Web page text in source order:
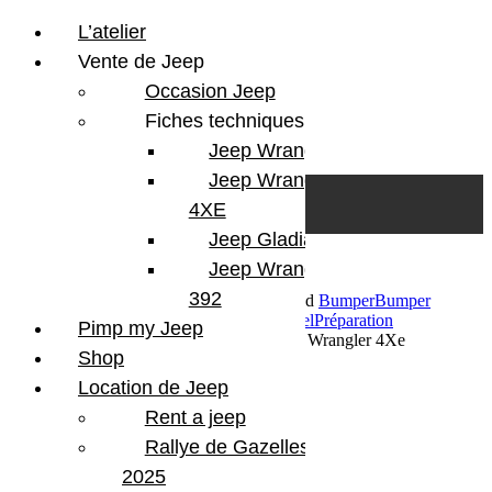
Par Martial BumperOffroad BumperBumper
Bumper OffRoad|Jeep MatérielPréparation
Commentaires ferméssur Préparation Jeep Wrangler 4Xe
Préparation Jeep Wrangler 4Xe
Jeep Wrangler 4Xe
Pare-choc avant Mopar
Ski AV pour pare-choc Rubicon
L’atelier
Vente de Jeep
Occasion Jeep
Fiches techniques
Jeep Wrangler JL
Jeep Wrangler
4XE
Jeep Gladiator
Jeep Wrangler V8
392
Pimp my Jeep
Shop
Location de Jeep
Rent a jeep
Rallye de Gazelles
2025